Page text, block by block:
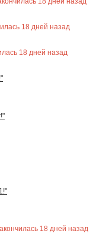
18 дней назад
18 дней назад
18 дней назад